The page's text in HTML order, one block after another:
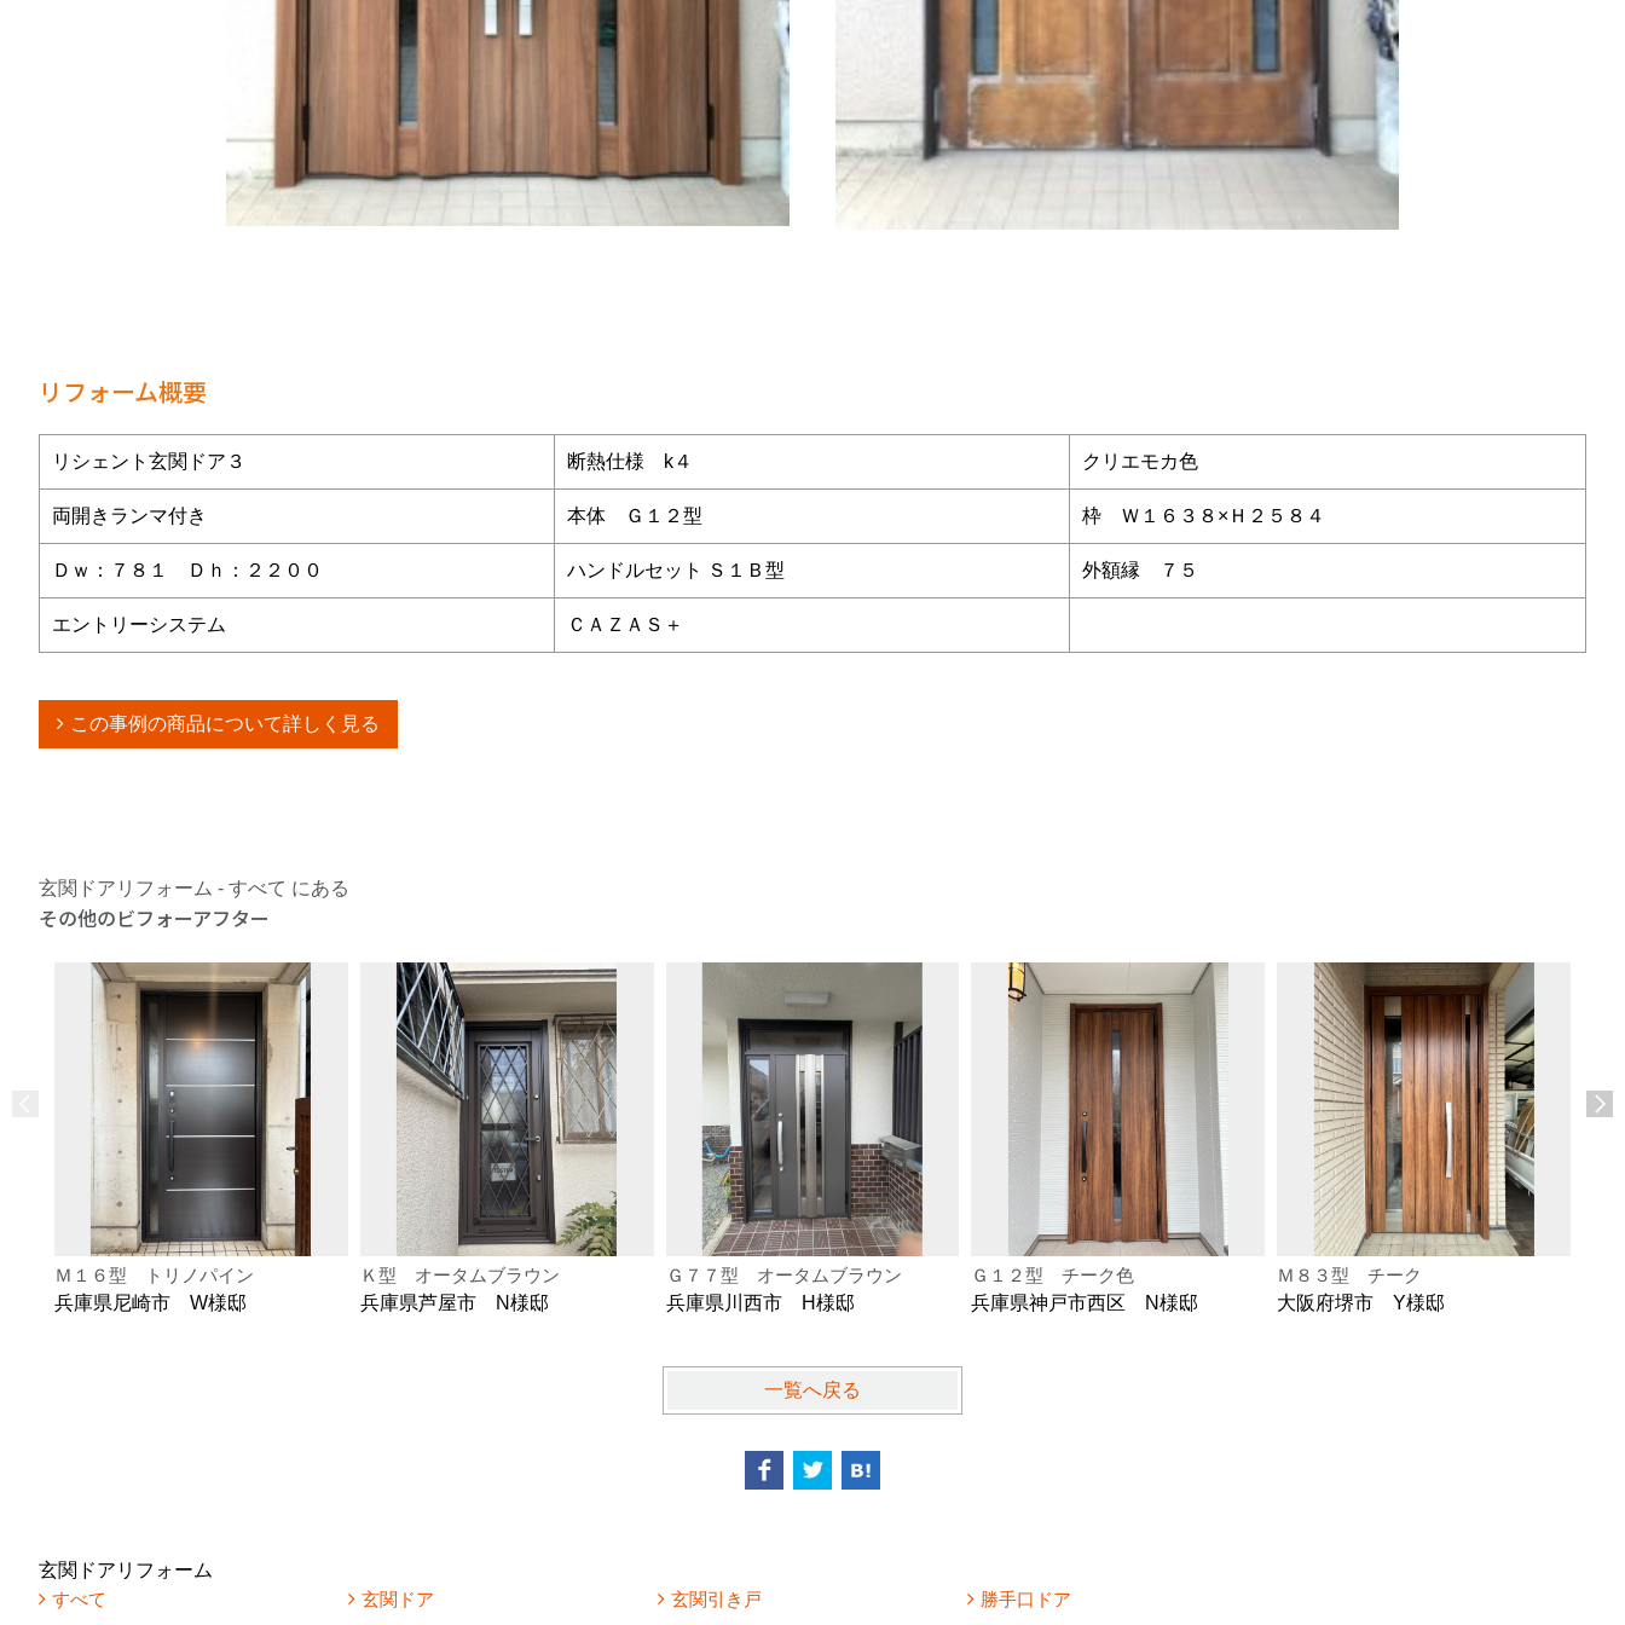
リフォーム概要
リシェント玄関ドア３ 断熱仕様 k４ クリエモカ色
両開きランマ付き 本体 Ｇ１２型 枠 Ｗ１６３８×Ｈ２５８４
Ｄｗ：７８１ Ｄｈ：２２００ ハンドルセット Ｓ１Ｂ型 外額縁 ７５
エントリーシステム ＣＡＺＡＳ＋
この事例の商品について詳しく見る
玄関ドアリフォーム - すべて にある
その他のビフォーアフター
Ｍ１６型 トリノパイン
兵庫県尼崎市 W様邸
Ｋ型 オータムブラウン
兵庫県芦屋市 N様邸
Ｇ７７型 オータムブラウン
兵庫県川西市 H様邸
Ｇ１２型 チーク色
兵庫県神戸市西区 N様邸
Ｍ８３型 チーク
大阪府堺市 Y様邸
一覧へ戻る
玄関ドアリフォーム
すべて
玄関ドア 玄関引き戸 勝手口ドア